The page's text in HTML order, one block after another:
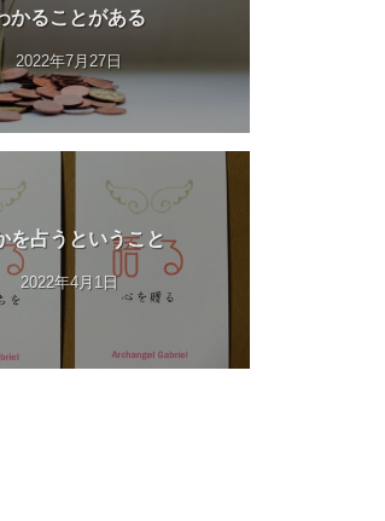
かることがある
2022年7月27日
を占うということ
2022年4月1日